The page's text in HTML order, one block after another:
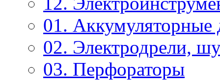
01. Аккумуляторные
02. Электродрели,
03. Перфораторы